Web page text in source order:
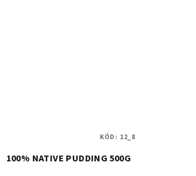
100% NATIVE PUDDING 500G
KÓD: 12_8